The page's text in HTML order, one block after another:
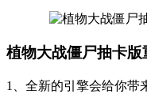
植物大战僵尸抽卡版
1、全新的引擎会给你带